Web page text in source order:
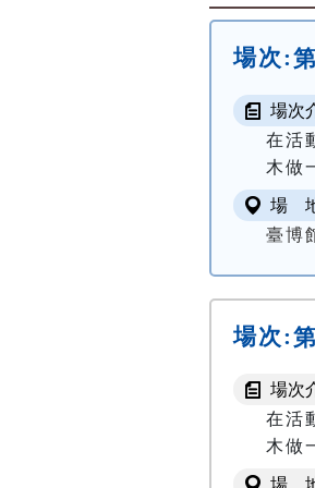
場次:
場次
在活
木做
場
臺博
場次:
場次
在活
木做